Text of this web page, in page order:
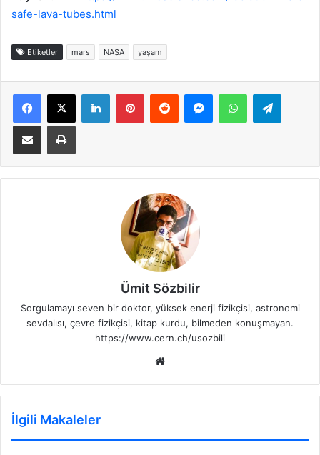
safe-lava-tubes.html
Etiketler mars NASA yaşam
Facebook
X LinkedInPinterestReddit MessengerWhatsApp
E-Posta ile paylaş Yazdır
Ümit Sözbilir
Sorgulamayı seven bir doktor, yüksek enerji fizikçisi, astronomi
sevdalısı, çevre fizikçisi, kitap kurdu, bilmeden konuşmayan.
https://www.cern.ch/usozbili
İlgili Makaleler